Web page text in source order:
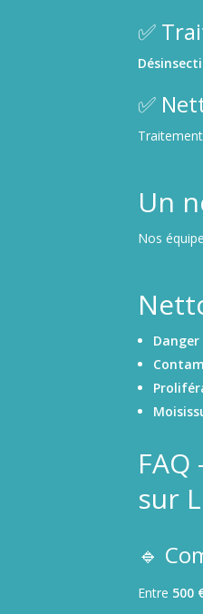
✅
✅
Un
Nos
sur
🔹
Entre 500